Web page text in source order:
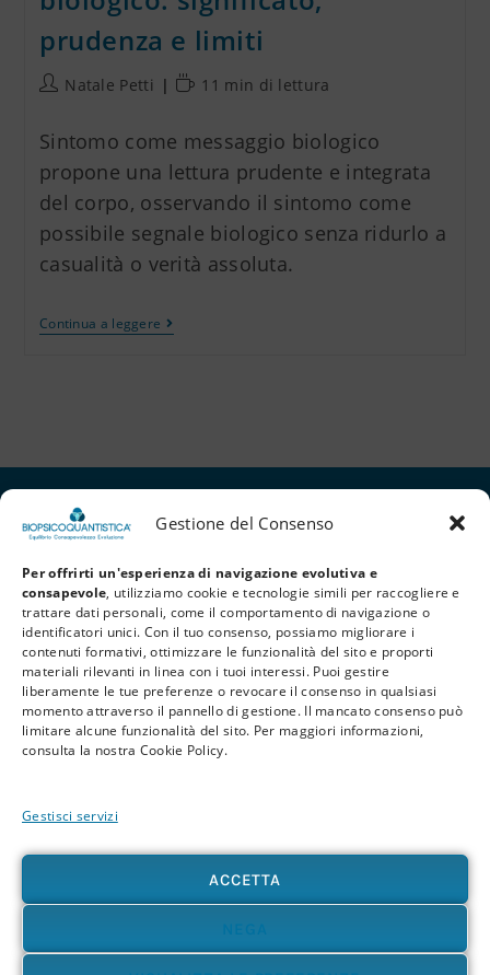
Gestione del Consenso
Per offrirti un'esperienza di navigazione evolutiva e
consapevole, utilizziamo cookie e tecnologie simili per raccogliere e
trattare dati personali, come il comportamento di navigazione o
identificatori unici. Con il tuo consenso, possiamo migliorare i
contenuti formativi, ottimizzare le funzionalità del sito e proporti
materiali rilevanti in linea con i tuoi interessi. Puoi gestire
liberamente le tue preferenze o revocare il consenso in qualsiasi
momento attraverso il pannello di gestione. Il mancato consenso può
limitare alcune funzionalità del sito. Per maggiori informazioni,
consulta la nostra Cookie Policy.
Gestisci servizi
ACCETTA
NEGA
prudenza e limiti
Natale Petti 11 min di lettura
Sintomo come messaggio biologico
propone una lettura prudente e integrata
del corpo, osservando il sintomo come
possibile segnale biologico senza ridurlo a
casualità o verità assoluta.
Continua a leggere
Privacy Policy Cookie Policy Termini e Condizioni
© 2026 BioPsicoQuantistica® – Tutti i diritti riservati. Powered byAthena
Company
divulgativi associati alla BioPsicoQuantistica®, non sostituiscono in alcun modo
consulenze, diagnosi o trattamenti medici e psicologici. In presenza di patologie o disturbi
di qualunque natura – fisica, psicologica o emotiva – si raccomanda sempre di rivolgersi al
proprio medico o a un professionista sanitario qualificato. L’utente è pienamente
responsabile delle proprie scelte e dell’uso delle informazioni qui presenti, sollevando
l’autore e i collaboratori del progetto da qualsiasi responsabilità, diretta o indiretta,